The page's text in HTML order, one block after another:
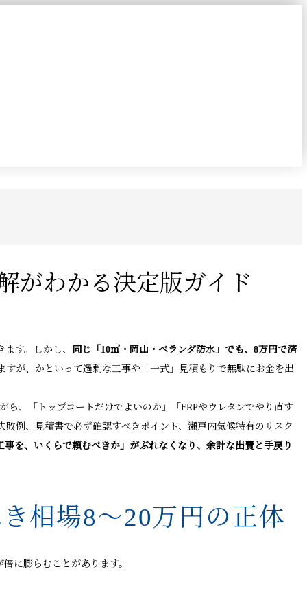
がわかる決定版ガイド
す。しかし、
同じ「10㎡・岡山・ベランダ防水」でも、8万円で済
が、かといって過剰な工事や「一式」見積もりで無駄にお金を出
、「トップコートだけでよいのか」「FRPやウレタンでやり直す
例、見積書で必ず確認すべきポイント、瀬戸内気候特有のリスク
を、いくらで頼むべきか」がぶれなくなり、余計な出費と手戻り
相場8〜20万円の正体
に膨らむことがあります。